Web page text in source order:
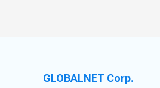
GLOBALNET Corp.